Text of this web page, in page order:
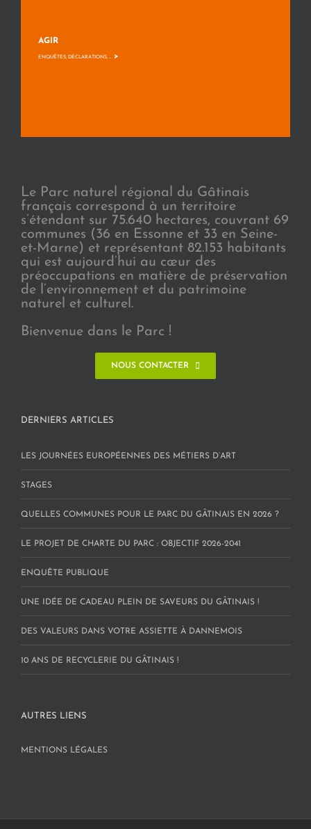
AGIR
ENQUÊTES, DÉCLARATIONS, ... >
Le Parc naturel régional du Gâtinais
français correspond à un territoire
s’étendant sur 75.640 hectares, couvrant 69
communes (36 en Essonne et 33 en Seine-
et-Marne) et représentant 82.153 habitants
qui est aujourd’hui au cœur des
préoccupations en matière de préservation
de l’environnement et du patrimoine
naturel et culturel.
Bienvenue dans le Parc !
NOUS CONTACTER
DERNIERS ARTICLES
LES JOURNÉES EUROPÉENNES DES MÉTIERS D’ART
STAGES
QUELLES COMMUNES POUR LE PARC DU GÂTINAIS EN 2026 ?
LE PROJET DE CHARTE DU PARC : OBJECTIF 2026-2041
ENQUÊTE PUBLIQUE
UNE IDÉE DE CADEAU PLEIN DE SAVEURS DU GÂTINAIS !
DES VALEURS DANS VOTRE ASSIETTE À DANNEMOIS
10 ANS DE RECYCLERIE DU GÂTINAIS !
AUTRES LIENS
MENTIONS LÉGALES